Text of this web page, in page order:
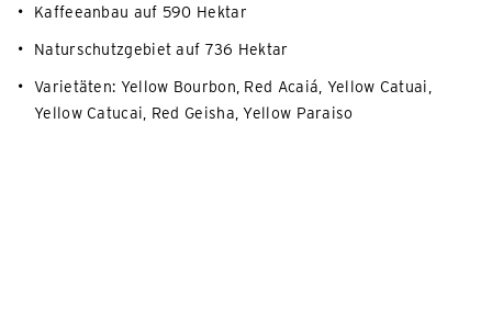
Kaffeeanbau auf 590 Hektar
Naturschutzgebiet auf 736 Hektar
Varietäten: Yellow Bourbon, Red Acaiá, Yellow Catuai,
Yellow Catucai, Red Geisha, Yellow Paraiso